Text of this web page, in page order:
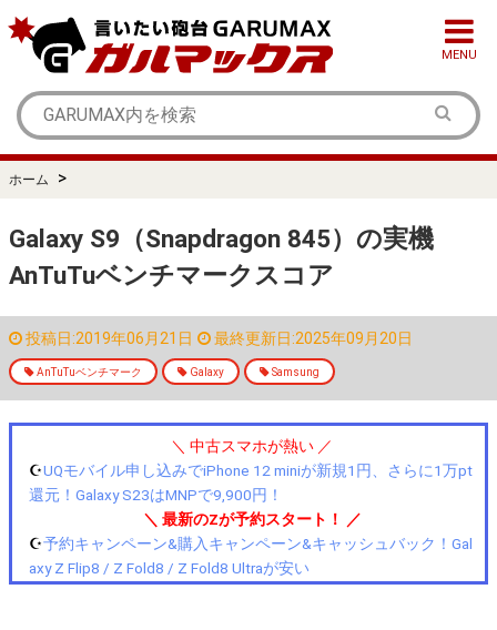
MENU
ホーム >
Galaxy S9（Snapdragon 845）の実機
AnTuTuベンチマークスコア
投稿日:2019年06月21日 最終更新日:2025年09月20日
AnTuTuベンチマーク Galaxy Samsung
＼ 中古スマホが熱い ／
☪️UQモバイル申し込みでiPhone 12 miniが新規1円、さらに1万pt
還元！Galaxy S23はMNPで9,900円！
＼ 最新のZが予約スタート！ ／
☪️予約キャンペーン&購入キャンペーン&キャッシュバック！Gal
axy Z Flip8 / Z Fold8 / Z Fold8 Ultraが安い